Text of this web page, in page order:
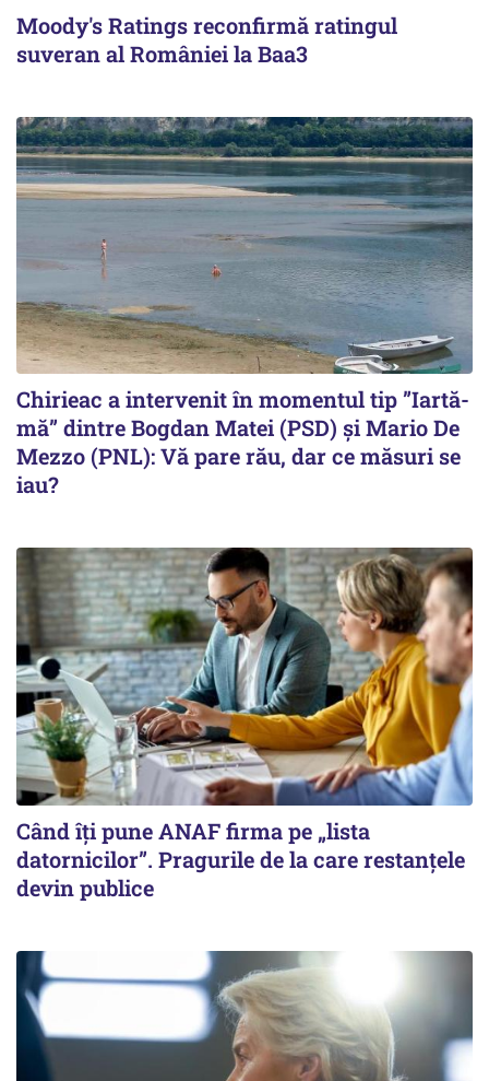
Moody's Ratings reconfirmă ratingul
suveran al României la Baa3
Chirieac a intervenit în momentul tip ”Iartă-
mă” dintre Bogdan Matei (PSD) și Mario De
Mezzo (PNL): Vă pare rău, dar ce măsuri se
iau?
Când îți pune ANAF firma pe „lista
datornicilor”. Pragurile de la care restanțele
devin publice